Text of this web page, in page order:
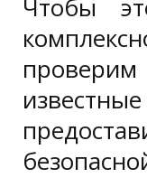
Чтобы
проверим